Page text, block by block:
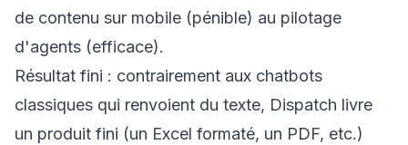
de contenu sur mobile (pénible) au pilotage
d'agents (efficace).
Résultat fini : contrairement aux chatbots
classiques qui renvoient du texte, Dispatch livre
un produit fini (un Excel formaté, un PDF, etc.)